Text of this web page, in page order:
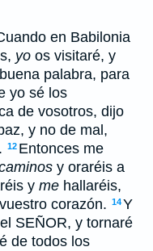
en Babilonia
yo os visitaré, y
palabra, para
yo sé los
de vosotros, dijo
y no de mal,
12 Entonces me
y oraréis a
y me hallaréis,
corazón. 14Y
SEÑOR, y tornaré
de todos los